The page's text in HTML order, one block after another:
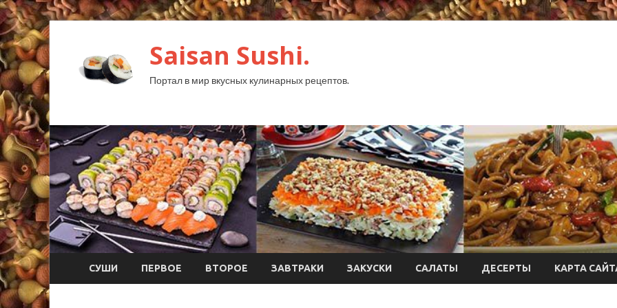
Saisan Sushi.
Портал в мир вкусных кулинарных рецептов.
СУШИ ПЕРВОЕ ВТОРОЕ ЗАВТРАКИ ЗАКУСКИ САЛАТЫ ДЕСЕРТЫ КАРТА